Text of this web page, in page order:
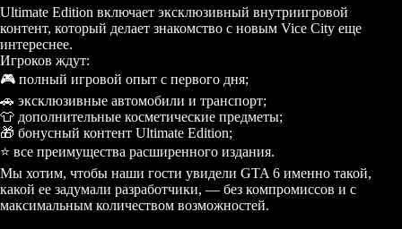
Ultimate Edition включает эксклюзивный внутриигровой
контент, который делает знакомство с новым Vice City еще
интереснее.
Игроков ждут:
🎮 полный игровой опыт с первого дня;
🚗 эксклюзивные автомобили и транспорт;
👕 дополнительные косметические предметы;
🎁 бонусный контент Ultimate Edition;
⭐ все преимущества расширенного издания.
Мы хотим, чтобы наши гости увидели GTA 6 именно такой,
какой ее задумали разработчики, — без компромиссов и с
максимальным количеством возможностей.